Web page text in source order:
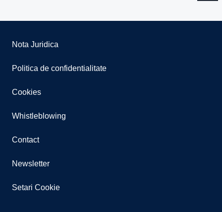
Nota Juridica
Politica de confidentialitate
Cookies
Whistleblowing
Contact
Newsletter
Setari Cookie